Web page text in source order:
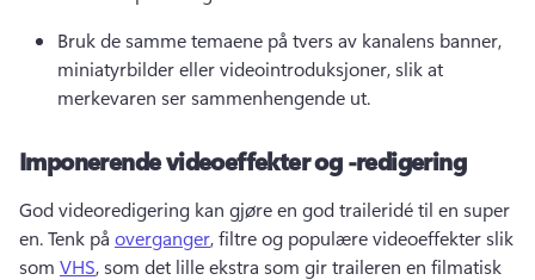
Bruk de samme temaene på tvers av kanalens banner,
miniatyrbilder eller videointroduksjoner, slik at
merkevaren ser sammenhengende ut.
Imponerende videoeffekter og -redigering
God videoredigering kan gjøre en god traileridé til en super
en. Tenk på overganger, filtre og populære videoeffekter slik
som VHS, som det lille ekstra som gir traileren en filmatisk